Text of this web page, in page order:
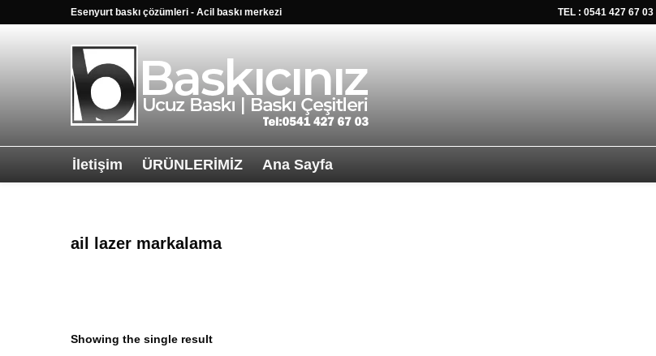
Esenyurt baskı çözümleri - Acil baskı merkezi TEL : 0541 427 67 03
İletişim ÜRÜNLERİMİZ Ana Sayfa
ail lazer markalama
Showing the single result